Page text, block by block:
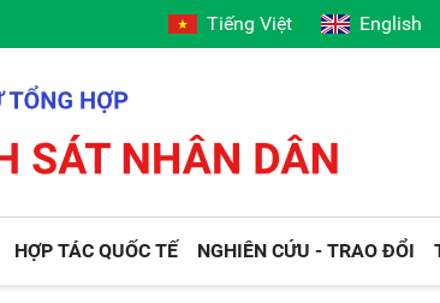
Tiếng Việt English
HỢP TÁC QUỐC TẾ NGHIÊN CỨU - TRAO ĐỔI